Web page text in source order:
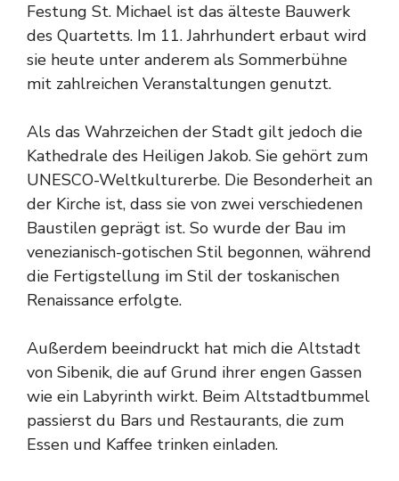
Festung St. Michael ist das älteste Bauwerk
des Quartetts. Im 11. Jahrhundert erbaut wird
sie heute unter anderem als Sommerbühne
mit zahlreichen Veranstaltungen genutzt.
Als das Wahrzeichen der Stadt gilt jedoch die
Kathedrale des Heiligen Jakob. Sie gehört zum
UNESCO-Weltkulturerbe. Die Besonderheit an
der Kirche ist, dass sie von zwei verschiedenen
Baustilen geprägt ist. So wurde der Bau im
venezianisch-gotischen Stil begonnen, während
die Fertigstellung im Stil der toskanischen
Renaissance erfolgte.
Außerdem beeindruckt hat mich die Altstadt
von Sibenik, die auf Grund ihrer engen Gassen
wie ein Labyrinth wirkt. Beim Altstadtbummel
passierst du Bars und Restaurants, die zum
Essen und Kaffee trinken einladen.